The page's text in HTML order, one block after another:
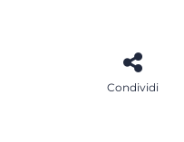
Condividi